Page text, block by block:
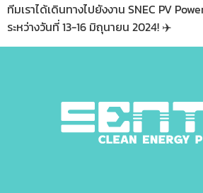
ทีมเราได้เดินทางไปยังงาน SNEC PV
ระหว่างวันที่ 13-16 มิถุนายน 2024! ✈️